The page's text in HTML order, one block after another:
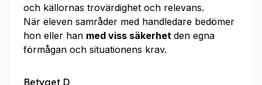
och källornas trovärdighet och relevans.
När eleven samråder med handledare bedömer
hon eller han med viss säkerhet den egna
förmågan och situationens krav.
Betyget D